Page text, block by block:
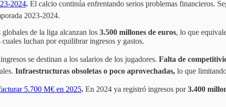
2024. El calcio continúa enfrentando serios problemas financieros.
2023-2024.
de la liga alcanzan los 3.500 millones de euros, lo que
luchan por equilibrar ingresos y gastos.
se destinan a los salarios de los jugadores. Falta de
Infraestructuras obsoletas o poco aprovechadas, lo que
5.700 M€ en 2025. En 2024 ya registró ingresos por3.400